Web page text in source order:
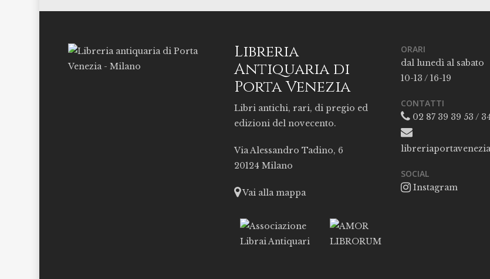
Libreria
Antiquaria di
Porta Venezia
Libri antichi, rari, di pregio ed
edizioni del novecento.
Via Alessandro Tadino, 6
20124 Milano
Vai alla mappa
ORARI
dal lunedì al sabato
10-13 / 16-19
CONTATTI
02 87 39 39 53 /
SOCIAL
Instagram